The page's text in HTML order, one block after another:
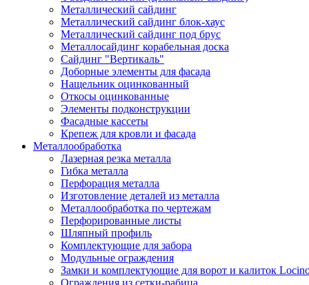
Металлический сайдинг
Металлический сайдинг блок-хаус
Металлический сайдинг под брус
Металлосайдинг корабельная доска
Сайдинг "Вертикаль"
Доборные элементы для фасада
Нащельник оцинкованный
Откосы оцинкованные
Элементы подконструкции
Фасадные кассеты
Крепеж для кровли и фасада
Металлообработка
Лазерная резка металла
Гибка металла
Перфорация металла
Изготовление деталей из металла
Металлообработка по чертежам
Перфорированные листы
Шляпный профиль
Комплектующие для забора
Модульные ограждения
Замки и комплектующие для ворот и калиток
Ограждения из сетки-рабица